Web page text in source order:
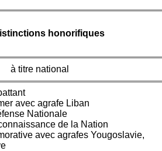
honorifiques
à titre national
avec agrafe Liban
Nationale
de la Nation
avec agrafes Yougoslavie,